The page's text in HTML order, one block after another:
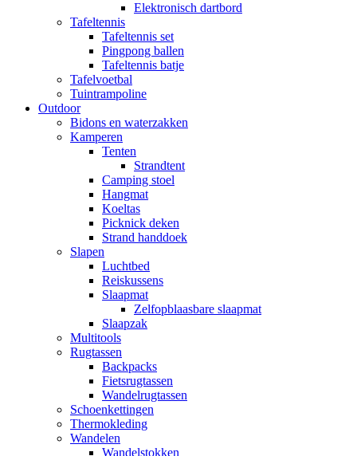
Elektronisch dartbord
Tafeltennis
Tafeltennis set
Pingpong ballen
Tafeltennis batje
Tafelvoetbal
Tuintrampoline
Outdoor
Bidons en waterzakken
Kamperen
Tenten
Strandtent
Camping stoel
Hangmat
Koeltas
Picknick deken
Strand handdoek
Slapen
Luchtbed
Reiskussens
Slaapmat
Zelfopblaasbare slaapmat
Slaapzak
Multitools
Rugtassen
Backpacks
Fietsrugtassen
Wandelrugtassen
Schoenkettingen
Thermokleding
Wandelen
Wandelstokken